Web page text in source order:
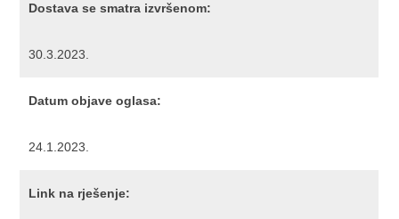
Dostava se smatra izvršenom:
30.3.2023.
Datum objave oglasa:
24.1.2023.
Link na rješenje: